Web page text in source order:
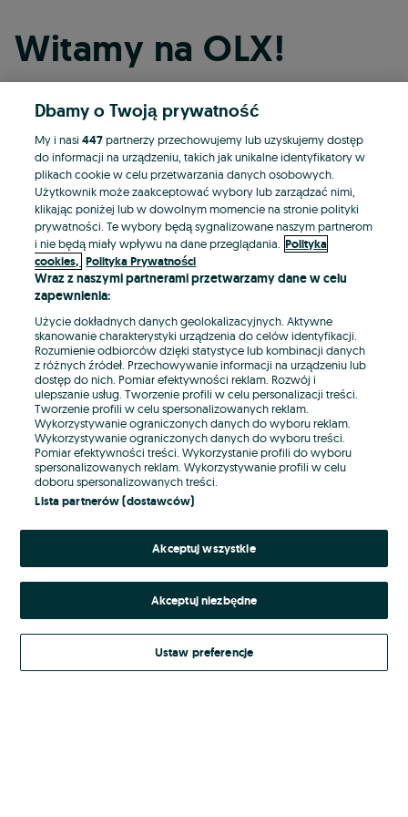
Witamy na OLX!
Kontynuuj przez Facebooka
Kontynuuj przez konto Apple
Kontynuuj przez konto Google
LUB
E-mail
Hasło
Nie pamiętasz hasła?
Zaloguj się
Kontynuując za pośrednictwem jednego z dostawców wskazanych powyżej,
Regulamin serwisuOLX.pl w jego aktualnym brzmieniu.
Dbamy o Twoją prywatność
My i nasi447partnerzy przechowujemy lub uzyskujemy dostęp
do informacji na urządzeniu, takich jak unikalne identyfikatory w
plikach cookie w celu przetwarzania danych osobowych.
Użytkownik może zaakceptować wybory lub zarządzać nimi,
klikając poniżej lub w dowolnym momencie na stronie polityki
prywatności. Te wybory będą sygnalizowane naszym partnerom
i nie będą miały wpływu na dane przeglądania. Polityka
cookies, Polityka Prywatności
Wraz z naszymi partnerami przetwarzamy dane w celu
zapewnienia:
Użycie dokładnych danych geolokalizacyjnych. Aktywne
skanowanie charakterystyki urządzenia do celów identyfikacji.
Rozumienie odbiorców dzięki statystyce lub kombinacji danych
z różnych źródeł. Przechowywanie informacji na urządzeniu lub
dostęp do nich. Pomiar efektywności reklam. Rozwój i
ulepszanie usług. Tworzenie profili w celu personalizacji treści.
Tworzenie profili w celu spersonalizowanych reklam.
Wykorzystywanie ograniczonych danych do wyboru reklam.
Wykorzystywanie ograniczonych danych do wyboru treści.
Pomiar efektywności treści. Wykorzystanie profili do wyboru
spersonalizowanych reklam. Wykorzystywanie profili w celu
doboru spersonalizowanych treści.
Lista partnerów (dostawców)
Akceptuj wszystkie
Akceptuj niezbędne
Ustaw preferencje